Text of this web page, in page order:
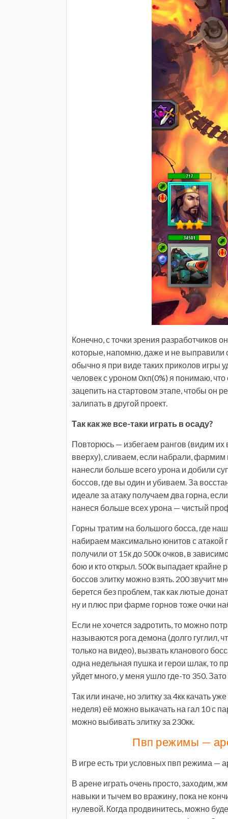
Конечно, с точки зрения разработчиков
которые, напомню, даже и не выправили
обычно я при виде таких приколов игры
человек с уроном 0хп(0%) я понимаю,
зацепить на стартовом этапе, чтобы он
залипать в другой проект.
Так как же все-таки играть в осаду?
Повторюсь — избегаем рангов (видим их
вверху), сливаем, если набрали,
нанесли больше всего урона и добили
боссов, где вы один и убиваем. За
идеале за атаку получаем два горна,
нанеся больше всех урона — чистый
Горны тратим на большого босса, где
набираем максимально юнитов с атакой
получили от 15к до 500к очков, в
бою и кто открыл. 500к выпадает крайне
боссов элитку можно взять. 200 звучит
берется без проблем, так как лютые
ну и плюс при фарме горнов тоже очки
Если не хочется задротить, то можно
называются рога демона (долго гуглил,
только на видео), вызвать кланового
одна недельная пушка и герои шлак, то
уйдет много, у меня ушло где-то 350.
Так или иначе, но элитку за 4кк качать
неделя) её можно выкачать на гал 10 с
можно выбивать элитку за 230кк.
Пвп режимы —
В игре есть три условных пвп режима —
В арене играть очень просто, заходим,
навыки и тычем во вражину, пока не
нулевой. Когда продвинитесь, можно